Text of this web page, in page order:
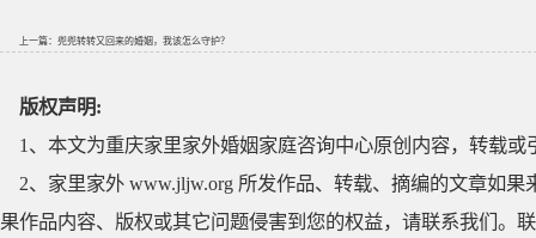
上一篇： 兜兜转转又回来的婚姻，我该怎么守护？
版权声明:
1、本文为重庆家里家外婚姻家庭咨询中心原创内容，转载
2、家里家外 www.jljw.org 所发作品、转载、摘编的文章如
果作品内容、版权或其它问题侵害到您的权益，请联系我们。